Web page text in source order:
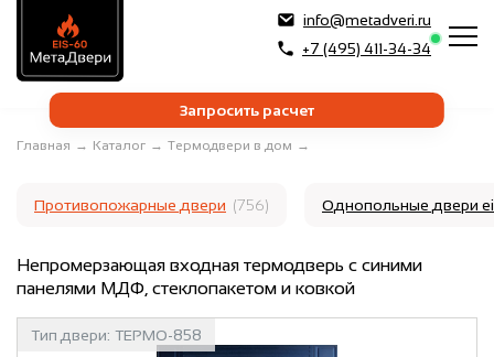
info@metadveri.ru
+7 (495) 411-34-34
Запросить расчет
Главная → Каталог → Термодвери в дом →
Противопожарные двери (756) Однопольные двери
Непромерзающая входная термодверь с синими
панелями МДФ, стеклопакетом и ковкой
Тип двери: ТЕРМО-858